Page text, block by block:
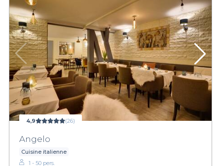
4,9 (26)
Angelo
Cuisine italienne
1 - 50 pers.